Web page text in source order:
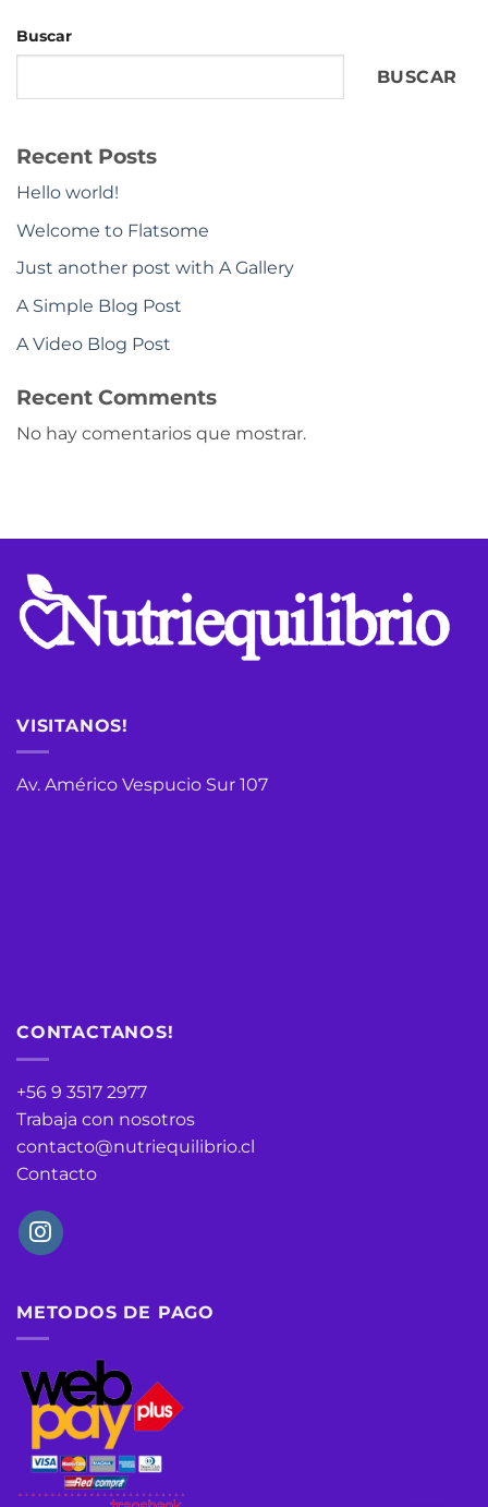
Buscar
BUSCAR
Recent Posts
Hello world!
Welcome to Flatsome
Just another post with A Gallery
A Simple Blog Post
A Video Blog Post
Recent Comments
No hay comentarios que mostrar.
VISITANOS!
Av. Américo Vespucio Sur 107
CONTACTANOS!
+56 9 3517 2977
Trabaja con nosotros
contacto@nutriequilibrio.cl
Contacto
METODOS DE PAGO